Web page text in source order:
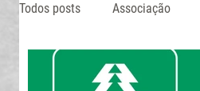
Todos posts Associação
Jornal O Processo